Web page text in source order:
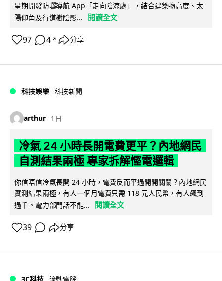
星期開發防曬導航 App「走向陰涼處」，結合建築物高度、太
陽仰角及行道樹陰影...
閱讀全文
97 4 ↗ 分享
科技娛樂 科技新聞
arthur 1 日
冷氣 24 小時長開電費更平？內地網民
自測結果兩極 專家拆解慳電邏輯
你信唔信冷氣長開 24 小時，電費反而平過開開關關？內地網民
實測結果兩極，有人一個月電費只需 118 元人民幣，有人飆到
過千。電力部門話不能...
閱讀全文
39 分享
3C科技 流動電腦